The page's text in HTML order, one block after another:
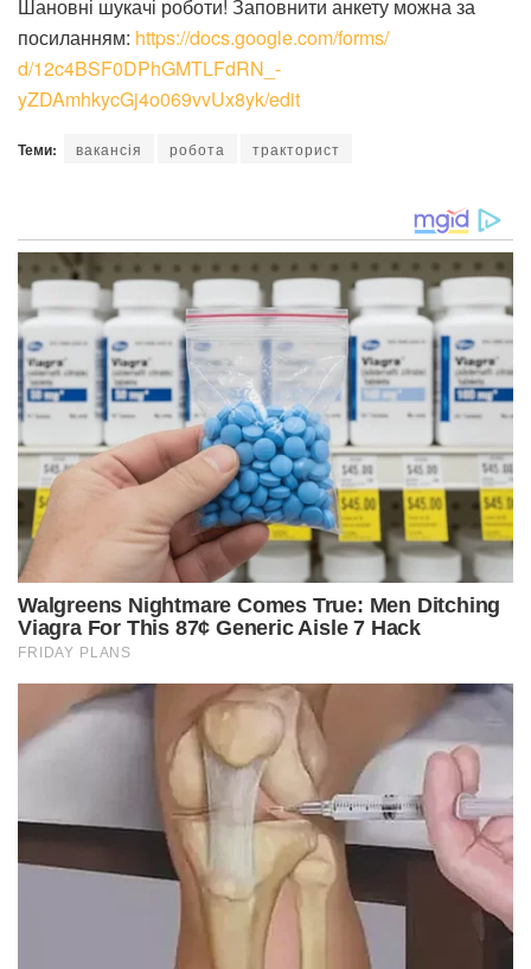
Шановні шукачі роботи! Заповнити анкету можна за
посиланням: https://docs.google.com/forms/
d/12c4BSF0DPhGMTLFdRN_-
yZDAmhkycGj4o069vvUx8yk/edit
Теми: вакансія робота тракторист